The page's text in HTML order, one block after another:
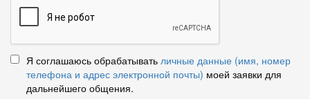
Я соглашаюсь обрабатывать личные данные (имя, номер
телефона и адрес электронной почты) моей заявки для
дальнейшего общения.